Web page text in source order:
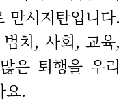
시지탄입니다.
치, 사회, 교육,
은 퇴행을 우리
요.